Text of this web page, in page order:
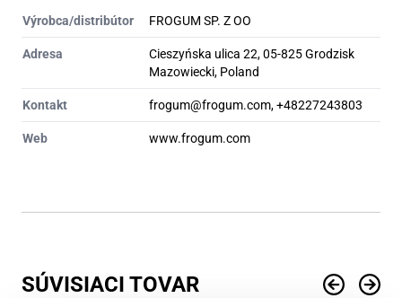
Výrobca/distribútor FROGUM SP. Z OO
Adresa
Cieszyńska ulica 22, 05-825 Grodzisk
Mazowiecki, Poland
Kontakt frogum@frogum.com, +48227243803
Web www.frogum.com
SÚVISIACI TOVAR